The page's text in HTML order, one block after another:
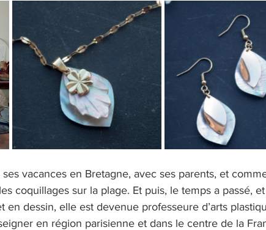
vacances en Bretagne, avec ses parents, et
coquillages sur la plage. Et puis, le temps a passé,
dessin, elle est devenue professeure d’arts
en région parisienne et dans le centre de la